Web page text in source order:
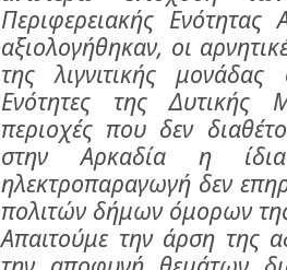
Περιφερειακής Ενότητας
αξιολογήθηκαν, οι
της λιγνιτικής
Ενότητες της Δυτικής
περιοχές που δεν
στην Αρκαδία η ίδια
ηλεκτροπαραγωγή δεν
πολιτών δήμων όμορων
Απαιτούμε την άρση της